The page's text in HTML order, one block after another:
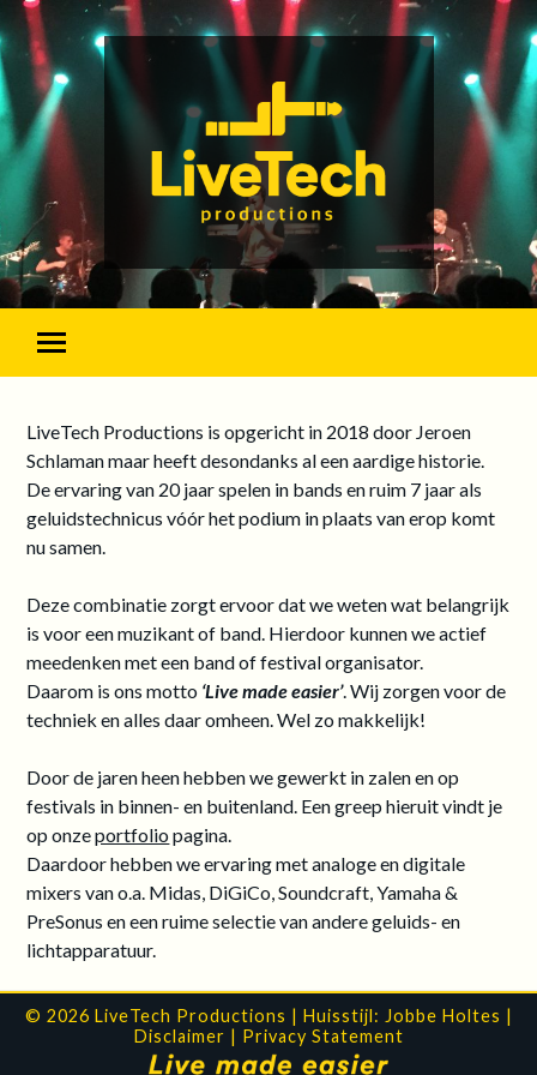
LiveTech Productions is opgericht in 2018 door Jeroen
Schlaman maar heeft desondanks al een aardige historie.
De ervaring van 20 jaar spelen in bands en ruim 7 jaar als
geluidstechnicus vóór het podium in plaats van erop komt
nu samen.
Deze combinatie zorgt ervoor dat we weten wat belangrijk
is voor een muzikant of band. Hierdoor kunnen we actief
meedenken met een band of festival organisator.
Daarom is ons motto ‘Live made easier’. Wij zorgen voor de
techniek en alles daar omheen. Wel zo makkelijk!
Door de jaren heen hebben we gewerkt in zalen en op
festivals in binnen- en buitenland. Een greep hieruit vindt je
op onzeportfoliopagina.
Daardoor hebben we ervaring met analoge en digitale
mixers van o.a. Midas, DiGiCo, Soundcraft, Yamaha &
PreSonus en een ruime selectie van andere geluids- en
lichtapparatuur.
© 2026 LiveTech Productions | Huisstijl: Jobbe Holtes |
Disclaimer | Privacy Statement